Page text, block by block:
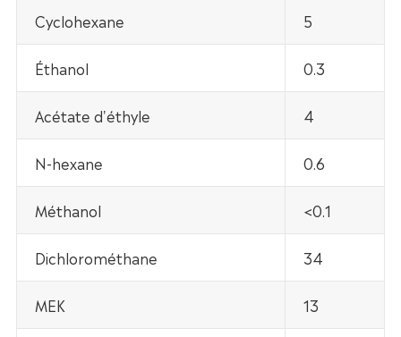
Cyclohexane 5
Éthanol 0.3
Acétate d'éthyle 4
N-hexane 0.6
Méthanol <0.1
Dichlorométhane 34
MEK 13